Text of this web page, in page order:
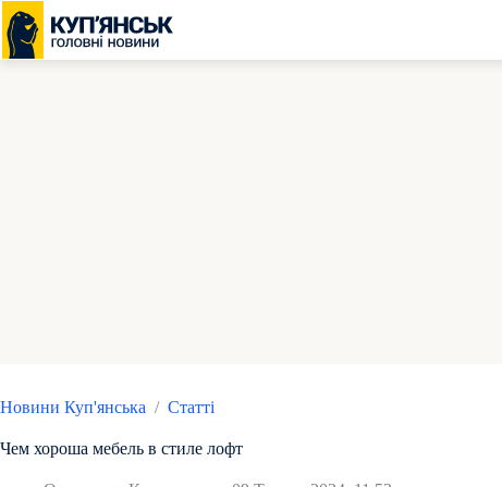
Перейти
до
вмісту
Новини Куп'янська / Статті
Чем хороша мебель в стиле лофт